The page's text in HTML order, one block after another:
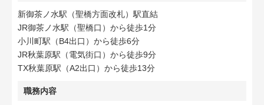
新御茶ノ水駅（聖橋方面改札）駅直結
JR御茶ノ水駅（聖橋口）から徒歩1分
小川町駅（B4出口）から徒歩6分
JR秋葉原駅（電気街口）から徒歩9分
TX秋葉原駅（A2出口）から徒歩13分
職務内容